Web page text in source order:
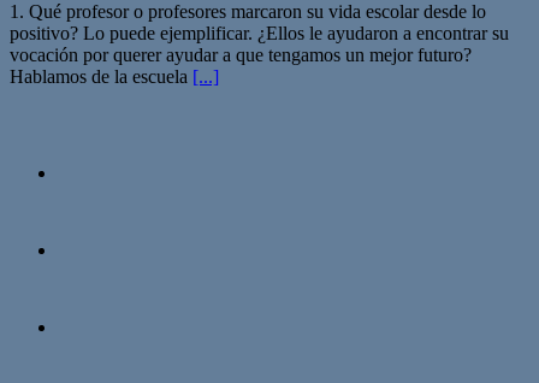
1. Qué profesor o profesores marcaron su vida escolar desde lo
positivo? Lo puede ejemplificar. ¿Ellos le ayudaron a encontrar su
vocación por querer ayudar a que tengamos un mejor futuro?
Hablamos de la escuela [...]